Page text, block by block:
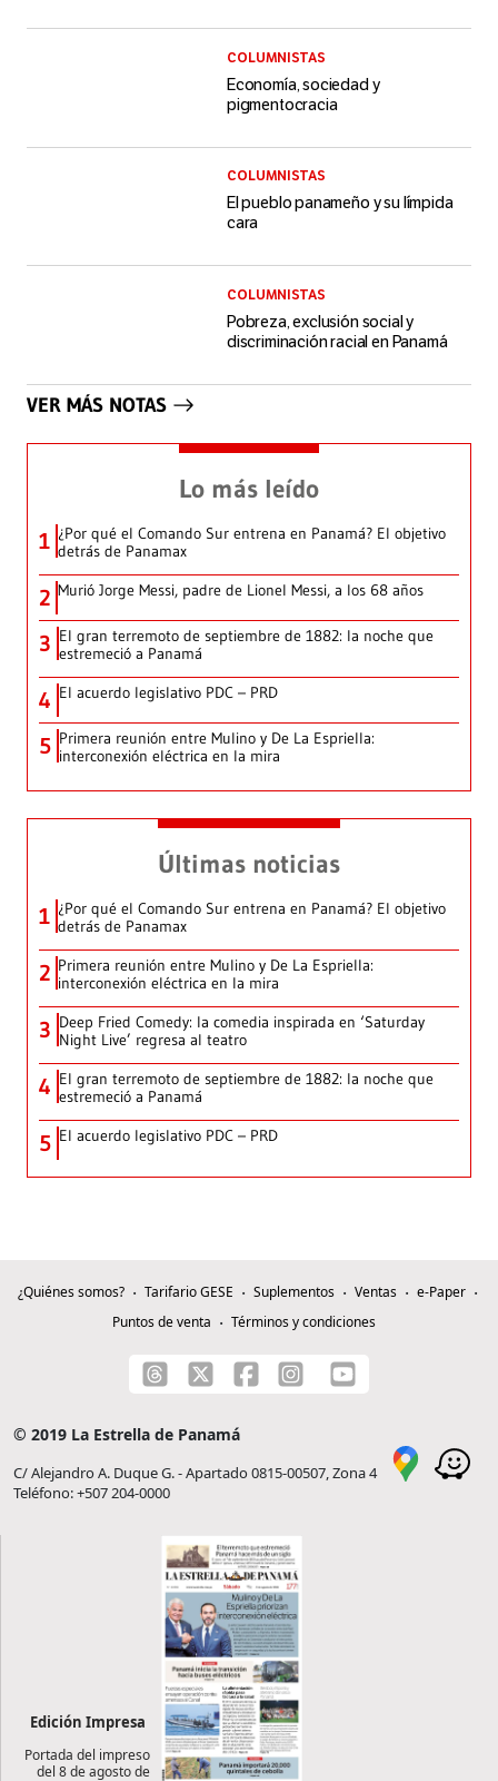
COLUMNISTAS
Economía, sociedad y
pigmentocracia
COLUMNISTAS
El pueblo panameño y su límpida
cara
COLUMNISTAS
Pobreza, exclusión social y
discriminación racial en Panamá
VER MÁS NOTAS
Lo más leído
1 ¿Por qué el Comando Sur entrena en Panamá? El objetivo
detrás de Panamax
2 Murió Jorge Messi, padre de Lionel Messi, a los 68 años
3 El gran terremoto de septiembre de 1882: la noche que
estremeció a Panamá
4 El acuerdo legislativo PDC – PRD
5 Primera reunión entre Mulino y De La Espriella:
interconexión eléctrica en la mira
Últimas noticias
1 ¿Por qué el Comando Sur entrena en Panamá? El objetivo
detrás de Panamax
2 Primera reunión entre Mulino y De La Espriella:
interconexión eléctrica en la mira
3 Deep Fried Comedy: la comedia inspirada en ‘Saturday
Night Live’ regresa al teatro
4 El gran terremoto de septiembre de 1882: la noche que
estremeció a Panamá
5 El acuerdo legislativo PDC – PRD
¿Quiénes somos? Tarifario GESE Suplementos Ventas
e-Paper
Puntos de venta
Términos y condiciones
© 2019 La Estrella de Panamá
C/ Alejandro A. Duque G. - Apartado 0815-00507, Zona 4
Teléfono: +507 204-0000
Edición Impresa
Portada del impreso
del 8 de agosto de